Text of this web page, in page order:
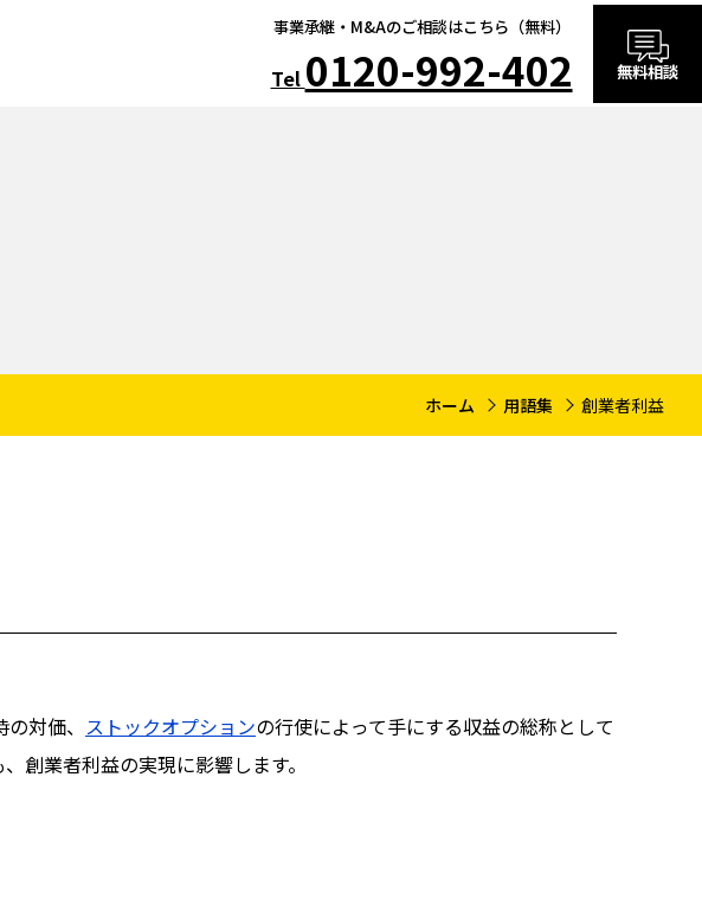
事業承継・M&Aのご相談はこちら（無料）
Tel 0120-992-402 無料相談
ホーム 用語集 創業者利益
対価、 ストックオプションの行使によって手にする収益の総称として
創業者利益の実現に影響します。